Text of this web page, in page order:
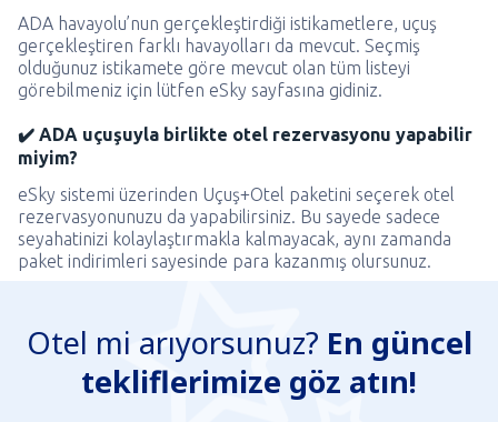
ADA havayolu’nun gerçekleştirdiği istikametlere, uçuş
gerçekleştiren farklı havayolları da mevcut. Seçmiş
olduğunuz istikamete göre mevcut olan tüm listeyi
görebilmeniz için lütfen eSky sayfasına gidiniz.
✔️ ADA uçuşuyla birlikte otel rezervasyonu yapabilir
miyim?
eSky sistemi üzerinden Uçuş+Otel paketini seçerek otel
rezervasyonunuzu da yapabilirsiniz. Bu sayede sadece
seyahatinizi kolaylaştırmakla kalmayacak, aynı zamanda
paket indirimleri sayesinde para kazanmış olursunuz.
Otel mi arıyorsunuz? En güncel
tekliflerimize göz atın!